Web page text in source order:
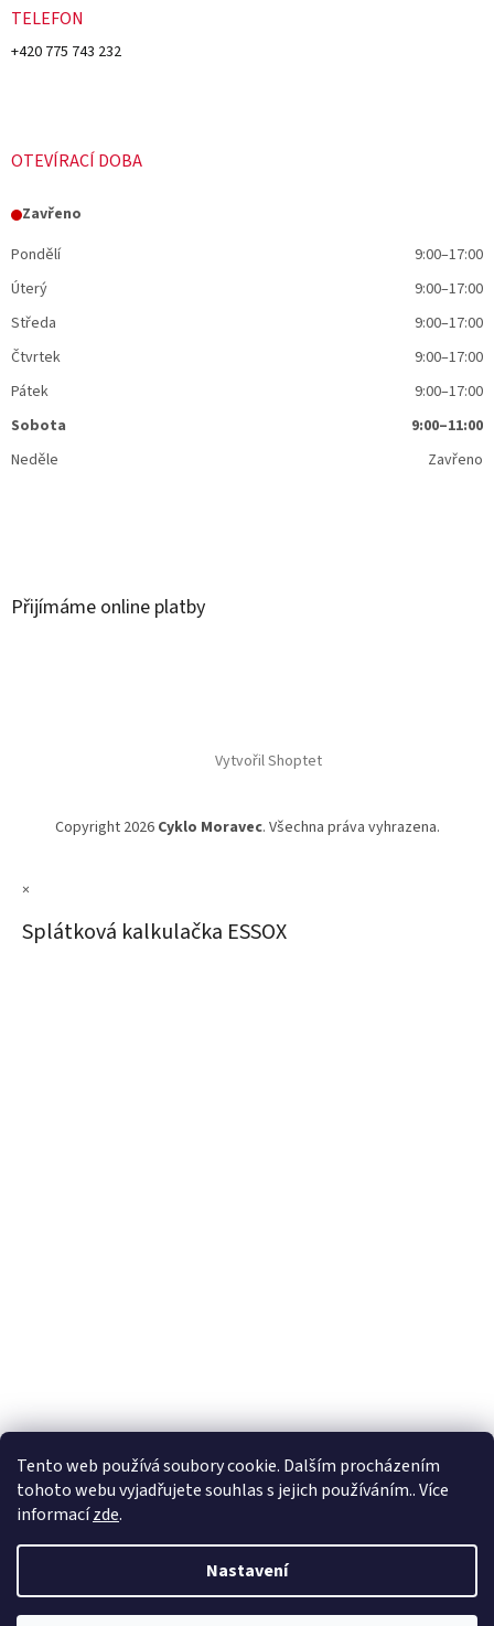
Tento web používá soubory cookie. Dalším procházením
tohoto webu vyjadřujete souhlas s jejich používáním.. Více
informacízde.
Nastavení
TELEFON
+420 775 743 232
OTEVÍRACÍ DOBA
Zavřeno
Pondělí
9:00–17:00
Úterý
9:00–17:00
Středa
9:00–17:00
Čtvrtek
9:00–17:00
Pátek
9:00–17:00
Sobota
9:00–11:00
Neděle
Zavřeno
Přijímáme online platby
Vytvořil Shoptet
Copyright 2026 Cyklo Moravec. Všechna práva vyhrazena.
×
Splátková kalkulačka ESSOX